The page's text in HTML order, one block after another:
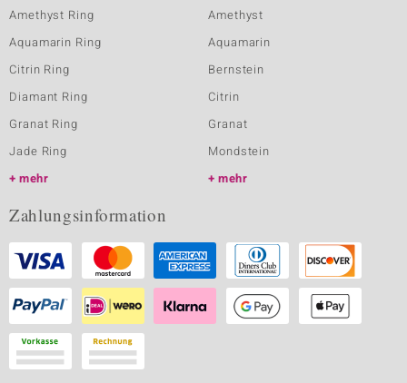
Amethyst Ring
Aquamarin Ring
Citrin Ring
Diamant Ring
Granat Ring
Jade Ring
mehr
Amethyst
Aquamarin
Bernstein
Citrin
Granat
Mondstein
mehr
Zahlungsinformation